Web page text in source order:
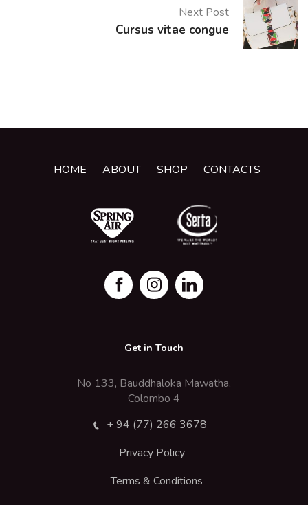
Next Post
Cursus vitae congue
HOME ABOUT SHOP CONTACTS
Get in Touch
No 133, Bauddhaloka Mawatha,
Colombo 4
+ 94 (77) 266 3678
Privacy Policy
Terms & Conditions